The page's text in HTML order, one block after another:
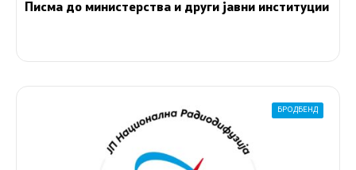
Писма до министерства и други јавни институции
БРОДБЕНД